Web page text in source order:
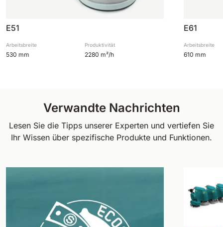
E51
Arbeitsbreite
530 mm
Produktivität
2280 m²/h
E61
Arbeitsbreite
610 mm
Verwandte Nachrichten
Lesen Sie die Tipps unserer Experten und vertiefen Sie
Ihr Wissen über spezifische Produkte und Funktionen.